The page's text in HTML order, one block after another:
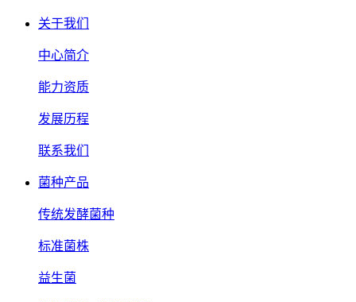
关于我们
中心简介
能力资质
发展历程
联系我们
菌种产品
传统发酵菌种
标准菌株
益生菌